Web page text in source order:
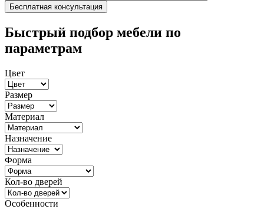
Быстрый подбор мебели по
параметрам
Цвет
Размер
Материал
Назначение
Форма
Кол-во дверей
Особенности